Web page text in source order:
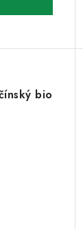
bio